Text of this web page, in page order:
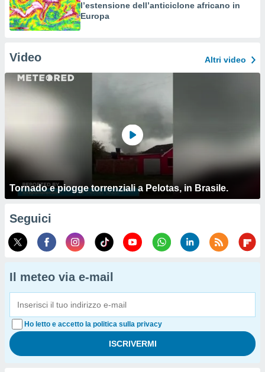
l’estensione dell’anticiclone africano in
Europa
Video Altri video
Tornado e piogge torrenziali a Pelotas, in Brasile.
Seguici
Il meteo via e-mail
Ho letto e accetto la politica sulla privacy